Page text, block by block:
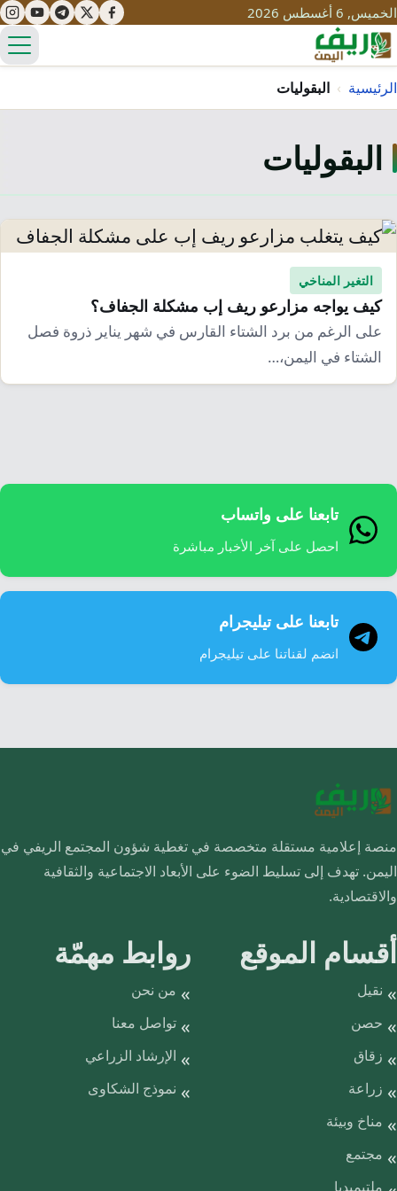
الخميس, 6 أغسطس 2026
تعليم
مياه
طرُق
قصص نجاح
مبادرات
سياحة
تراث
ثقافة
التغير المناخي
محميات
التلوث
تحديات
حلول
نساء
تقارير صور
فيديو
الرئيسية › البقوليات
البقوليات
التغير المناخي
كيف يواجه مزارعو ريف إب مشكلة الجفاف؟
على الرغم من برد الشتاء القارس في شهر يناير ذروة فصل
الشتاء في اليمن،…
تابعنا على واتساب
احصل على آخر الأخبار مباشرة
تابعنا على تيليجرام
انضم لقناتنا على تيليجرام
منصة إعلامية مستقلة متخصصة في تغطية شؤون المجتمع الريفي في
اليمن. تهدف إلى تسليط الضوء على الأبعاد الاجتماعية والثقافية
والاقتصادية.
أقسام الموقع
نقيل
حصن
زقاق
زراعة
مناخ وبيئة
مجتمع
ملتيميديا
روابط مهمّة
من نحن
تواصل معنا
الإرشاد الزراعي
نموذج الشكاوى